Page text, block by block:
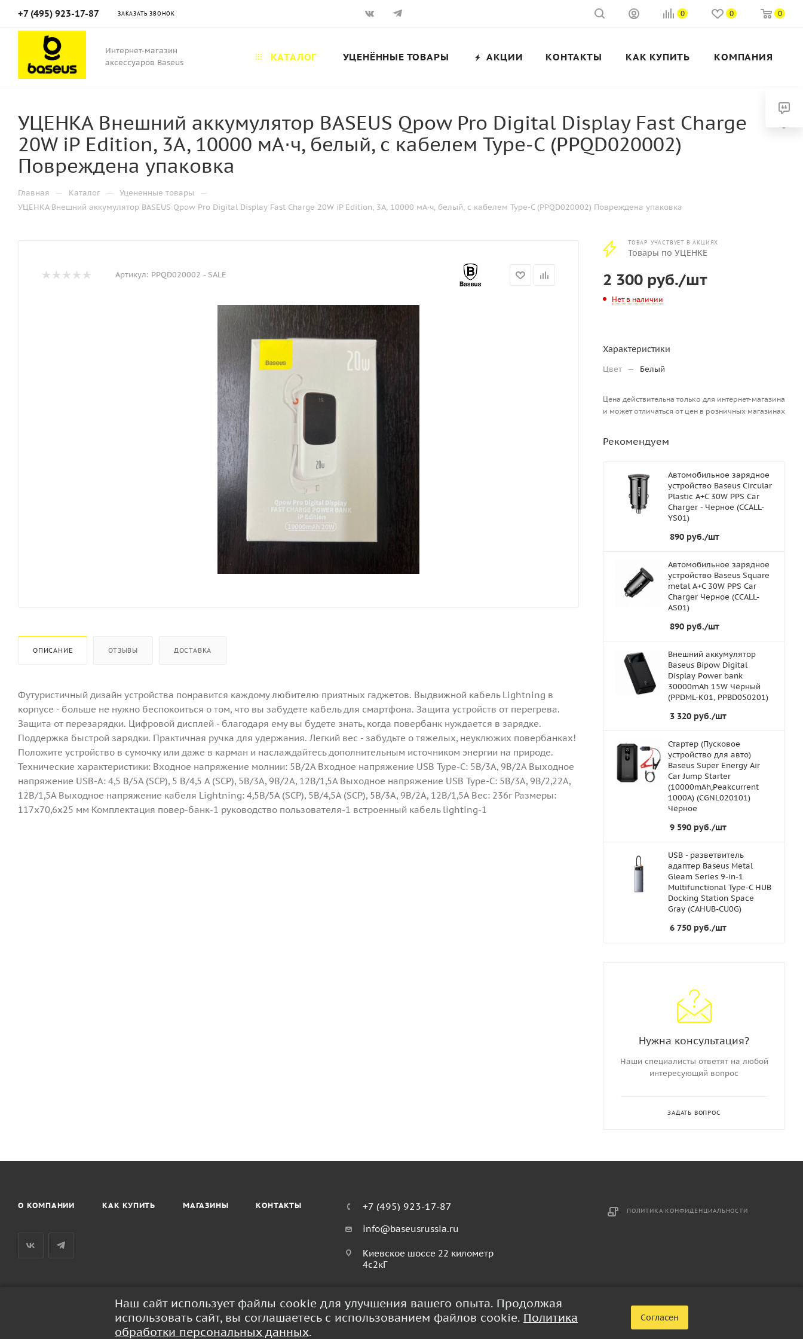
+7 (495) 923-17-87 ЗАКАЗАТЬ ЗВОНОК 0 0 0
Интернет-магазин
аксессуаров Baseus
КАТАЛОГ УЦЕНЁННЫЕ ТОВАРЫ АКЦИИ КОНТАКТЫ КАК КУПИТЬ КОМПАНИЯ
УЦЕНКА Внешний аккумулятор BASEUS Qpow Pro Digital Display Fast Charge
20W iP Edition, 3A, 10000 мА⋅ч, белый, с кабелем Type-C (PPQD020002)
Повреждена упаковка
Главная — Каталог — Уцененные товары —
УЦЕНКА Внешний аккумулятор BASEUS Qpow Pro Digital Display Fast Charge 20W iP Edition, 3A, 10000 мА⋅ч, белый, с кабелем Type-C (PPQD020002) Повреждена упаковка
Артикул: PPQD020002 - SALE
ОПИСАНИЕ ОТЗЫВЫ ДОСТАВКА
Футуристичный дизайн устройства понравится каждому любителю приятных гаджетов. Выдвижной кабель Lightning в
корпусе - больше не нужно беспокоиться о том, что вы забудете кабель для смартфона. Защита устройств от перегрева.
Защита от перезарядки. Цифровой дисплей - благодаря ему вы будете знать, когда повербанк нуждается в зарядке.
Поддержка быстрой зарядки. Практичная ручка для удержания. Легкий вес - забудьте о тяжелых, неуклюжих повербанках!
Положите устройство в сумочку или даже в карман и наслаждайтесь дополнительным источником энергии на природе.
Технические характеристики: Входное напряжение молнии: 5В/2А Входное напряжение USB Type-C: 5В/3А, 9В/2А Выходное
напряжение USB-A: 4,5 В/5А (SCP), 5 В/4,5 А (SCP), 5В/3А, 9В/2А, 12В/1,5А Выходное напряжение USB Type-C: 5В/3А, 9В/2,22А,
12В/1,5А Выходное напряжение кабеля Lightning: 4,5В/5А (SCP), 5В/4,5А (SCP), 5В/3А, 9В/2А, 12В/1,5А Вес: 236г Размеры:
117х70,6х25 мм Комплектация повер-банк-1 руководство пользователя-1 встроенный кабель lighting-1
ТОВАР УЧАСТВУЕТ В АКЦИЯХ
Товары по УЦЕНКЕ
2 300 руб./шт
Нет в наличии
Характеристики
Цвет — Белый
Цена действительна только для интернет-магазина
и может отличаться от цен в розничных магазинах
Рекомендуем
Автомобильное зарядное
устройство Baseus Circular
Plastic A+C 30W PPS Car
Charger - Черное (CCALL-
YS01)
890 руб./шт
Автомобильное зарядное
устройство Baseus Square
metal A+C 30W PPS Car
Charger Черное (CCALL-
AS01)
890 руб./шт
Внешний аккумулятор
Baseus Bipow Digital
Display Power bank
30000mAh 15W Чёрный
(PPDML-K01, PPBD050201)
3 320 руб./шт
Стартер (Пусковое
устройство для авто)
Baseus Super Energy Air
Car Jump Starter
(10000mAh,Peakcurrent
1000A) (CGNL020101)
Чёрное
9 590 руб./шт
USB - разветвитель
адаптер Baseus Metal
Gleam Series 9-in-1
Multifunctional Type-C HUB
Docking Station Space
Gray (CAHUB-CU0G)
6 750 руб./шт
Нужна консультация?
Наши специалисты ответят на любой
интересующий вопрос
ЗАДАТЬ ВОПРОС
О КОМПАНИИ КАК КУПИТЬ МАГАЗИНЫ КОНТАКТЫ +7 (495) 923-17-87
info@baseusrussia.ru
Киевское шоссе 22 километр
4с2кГ
ПОЛИТИКА КОНФИДЕНЦИАЛЬНОСТИ
2026 © BaseusRussia - интернет-магазин продукции Baseus
Наш сайт использует файлы cookie для улучшения вашего опыта. Продолжая
использовать сайт, вы соглашаетесь с использованием файлов cookie. Политика
обработки персональных данных.
Согласен